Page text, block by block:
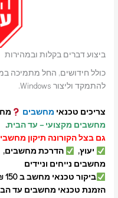
ביצוע דברים בקלות ובמהירות
כולל חידושים, החל מתמיכה
להתמקד וליצור Windows.
צריכים טכנאי מחשבים
מחשבים מקצועי – עד הבית.
גם בצל הקורונה תיקון
יעוץ,
הדרכת מחשבים,
מחשבים נייחים וניידים
ביקור טכנאי מחשב ב 150 ₪ בלבד!
הזמנת טכנאי מחשבים עד